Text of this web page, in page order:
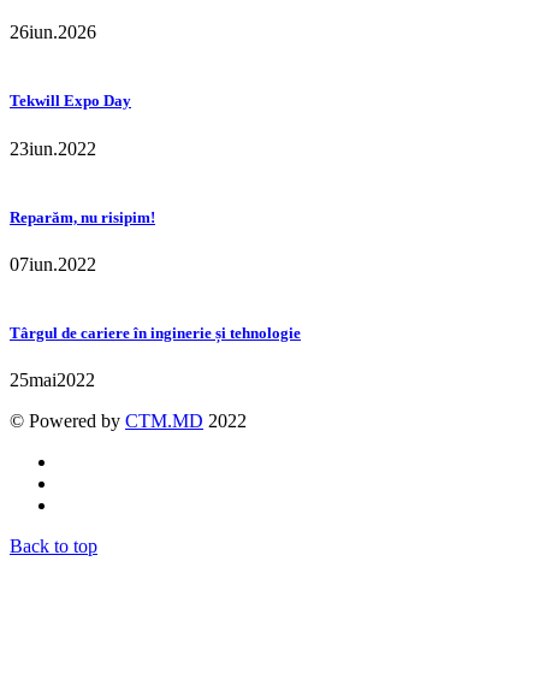
26iun.2026
Tekwill Expo Day
23iun.2022
Reparăm, nu risipim!
07iun.2022
Târgul de cariere în inginerie și tehnologie
25mai2022
© Powered by CTM.MD 2022
Back to top